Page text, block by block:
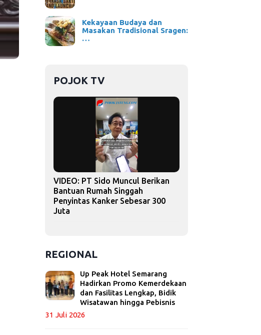
Kekayaan Budaya dan
Masakan Tradisional Sragen:
…
POJOK TV
VIDEO: PT Sido Muncul Berikan
Bantuan Rumah Singgah
Penyintas Kanker Sebesar 300
Juta
REGIONAL
Up Peak Hotel Semarang
Hadirkan Promo Kemerdekaan
dan Fasilitas Lengkap, Bidik
Wisatawan hingga Pebisnis
31 Juli 2026